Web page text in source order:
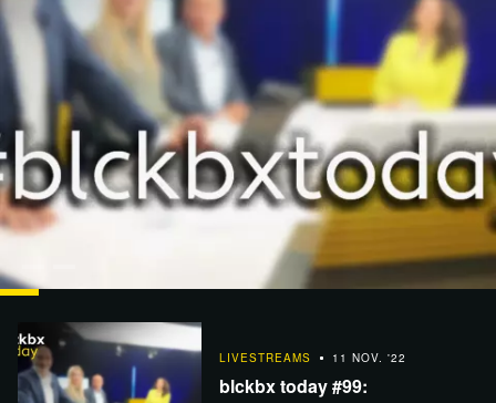
blckbx today #131: Project Veritas onthult Pfizer-plan |
Hunter Bidens geheime documenten |…
LIVESTREAMS 11 NOV. '22
blckbx today #99: